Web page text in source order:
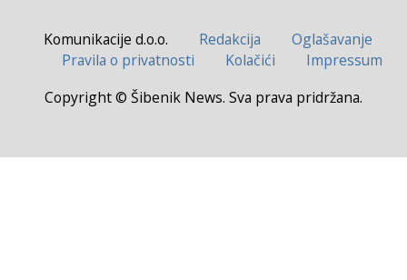
Komunikacije d.o.o. Redakcija
Oglašavanje
Pravila o privatnosti
Kolačići
Impressum
Copyright © Šibenik News. Sva prava pridržana.